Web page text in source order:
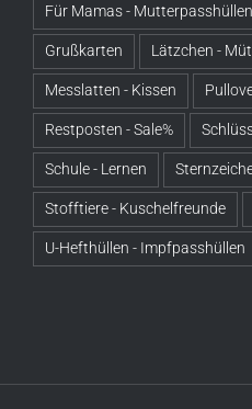
Für Mamas - Mutterpasshüllen
Grußkarten Lätzchen -
Messlatten - Kissen
Restposten - Sale%
Schule - Lernen
Stofftiere - Kuschelfreunde
U-Hefthüllen - Impfpasshüllen